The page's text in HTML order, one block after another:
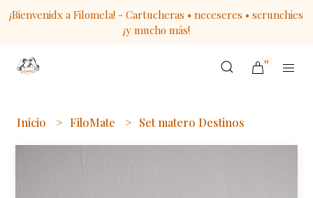
¡Bienvenidx a Filomela! - Cartucheras • neceseres • scrunchies
¡y mucho más!
0
Inicio FiloMate Set matero Destinos